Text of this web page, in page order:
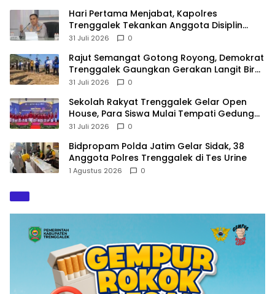
Hari Pertama Menjabat, Kapolres
Trenggalek Tekankan Anggota Disiplin
Hindari Pelanggaran
31 Juli 2026 0
​Rajut Semangat Gotong Royong, Demokrat
Trenggalek Gaungkan Gerakan Langit Biru
di Pantai Konang
31 Juli 2026 0
Sekolah Rakyat Trenggalek Gelar Open
House, Para Siswa Mulai Tempati Gedung
Baru
31 Juli 2026 0
Bidpropam Polda Jatim Gelar Sidak, 38
Anggota Polres Trenggalek di Tes Urine
1 Agustus 2026 0